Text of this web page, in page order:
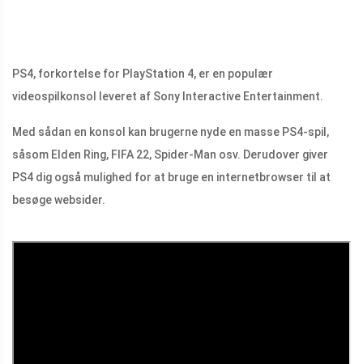
PS4, forkortelse for PlayStation 4, er en populær
videospilkonsol leveret af Sony Interactive Entertainment.
Med sådan en konsol kan brugerne nyde en masse PS4-spil,
såsom Elden Ring, FIFA 22, Spider-Man osv. Derudover giver
PS4 dig også mulighed for at bruge en internetbrowser til at
besøge websider.